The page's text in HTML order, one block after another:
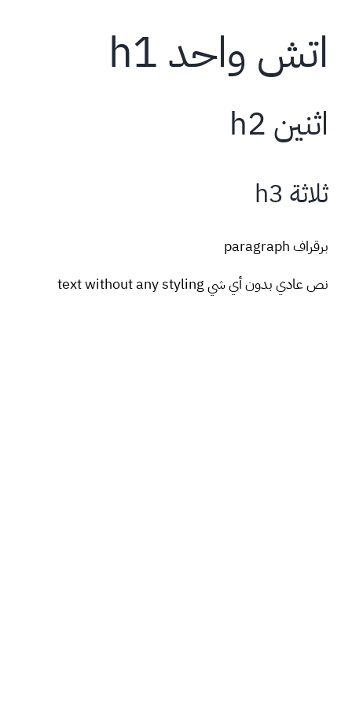
contentاتش واحد h1
اثنين h2
ثلاثة h3
برقراف paragraph
نص عادي بدون أي شي text without any styling